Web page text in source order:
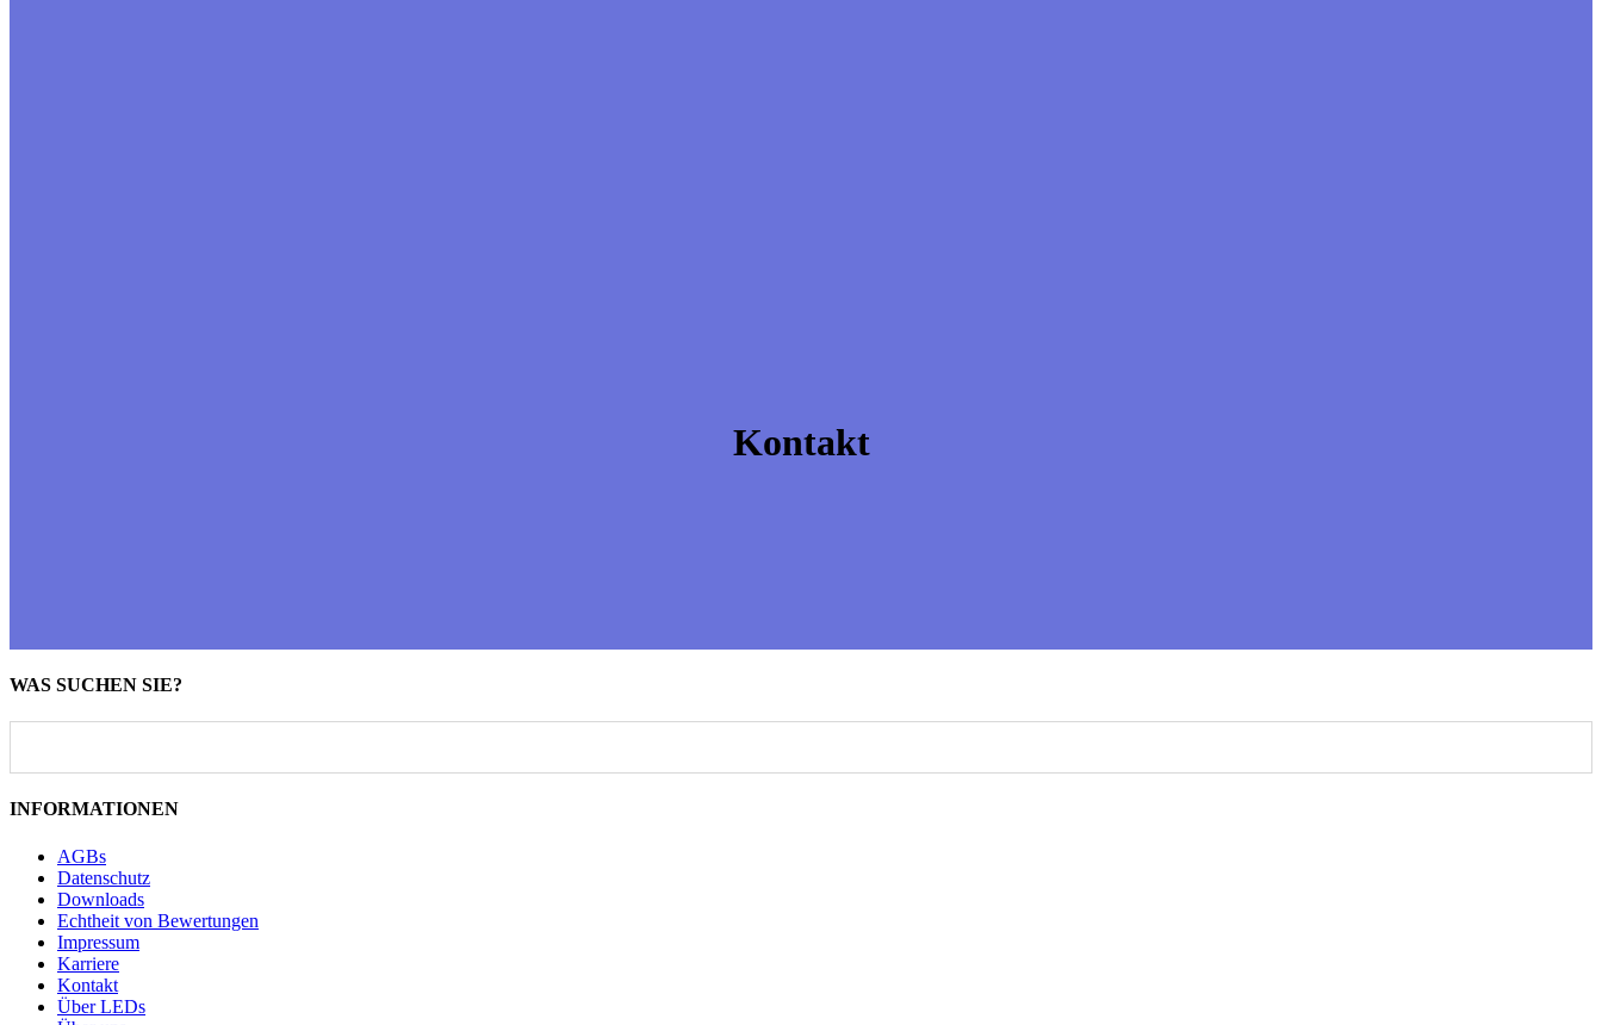
Kontakt
WAS SUCHEN SIE?
INFORMATIONEN
AGBs
Datenschutz
Downloads
Echtheit von Bewertungen
Impressum
Karriere
Kontakt
Über LEDs